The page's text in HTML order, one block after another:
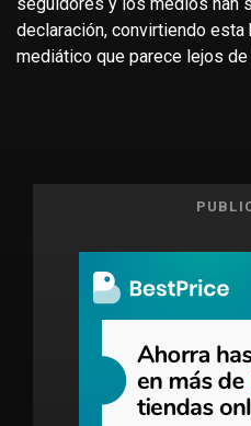
declaración, convirtiendo esta
mediático que parece lejos de